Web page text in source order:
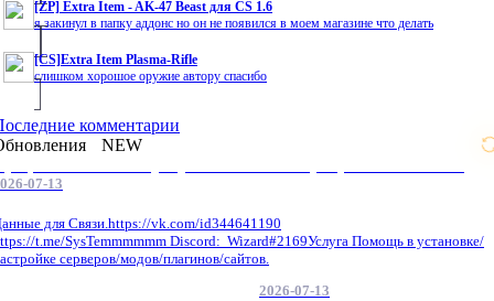
[ZP] Extra Item - AK-47 Beast для CS 1.6
я закинул в папку аддонс но он не появился в моем магазине что делать
[CS]Extra Item Plasma-Rifle
слишком хорошое оружие автору спасибо
комментарии
NEW
07-13
для Связи.https://vk.com/id344641190
t.me/SysTemmmmmm Discord: Wizard#2169Услуга Помощь в установке/
серверов/модов/плагинов/сайтов.
2026-07-13